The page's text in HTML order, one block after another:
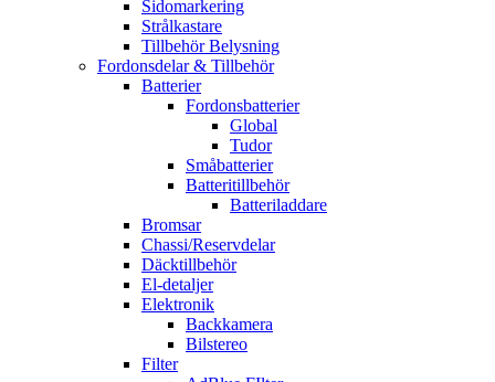
Sidomarkering
Strålkastare
Tillbehör Belysning
Fordonsdelar & Tillbehör
Batterier
Fordonsbatterier
Global
Tudor
Småbatterier
Batteritillbehör
Batteriladdare
Bromsar
Chassi/Reservdelar
Däcktillbehör
El-detaljer
Elektronik
Backkamera
Bilstereo
Filter